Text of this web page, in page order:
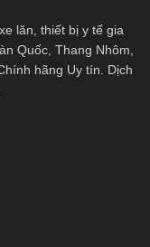
lăn, thiết bị y tế gia
Quốc, Thang Nhôm,
hãng Uy tín. Dịch